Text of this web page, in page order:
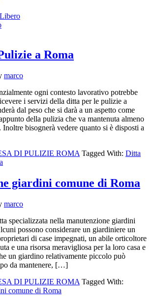
a Roma
marco
ogni contesto lavorativo potrebbe
i servizi della ditta per le pulizie a
dal peso che si darà a un aspetto come
della pulizia che va mantenuta almeno
bisognerà vedere quanto si è disposti a
DI PULIZIE ROMA Tagged With: Ditta
giardini comune di Roma
marco
specializzata nella manutenzione giardini
possono considerare un giardiniere un
di case impegnati, un abile orticoltore
e una risorsa meravigliosa per la loro casa e
un giardino relativamente piccolo può
da mantenere, […]
DI PULIZIE ROMA Tagged With:
comune di Roma